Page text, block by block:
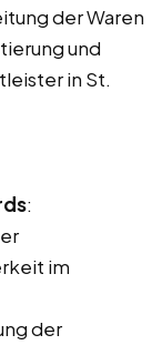
der Waren
und
in St.
:
im
der